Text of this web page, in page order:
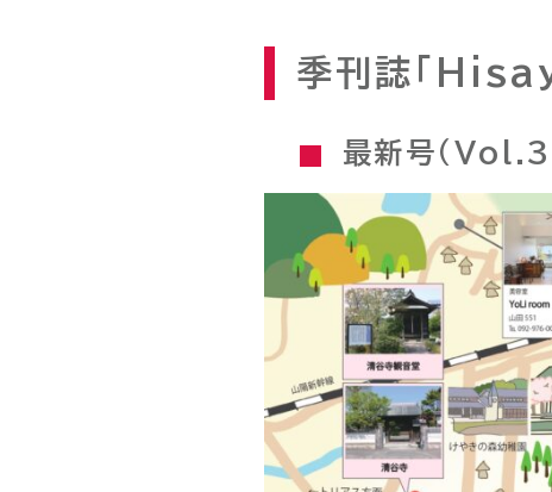
季刊誌「
最新号（